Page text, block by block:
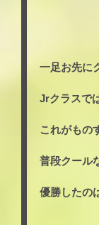
一足お先に
Jrクラスで
これがもの
普段クール
優勝したの